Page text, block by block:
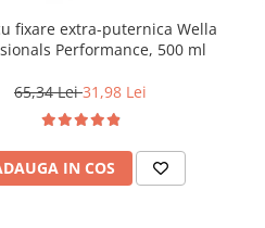
fixare extra-puternica Wella
Performance, 500 ml
65,34 Lei31,98 Lei
IN COS